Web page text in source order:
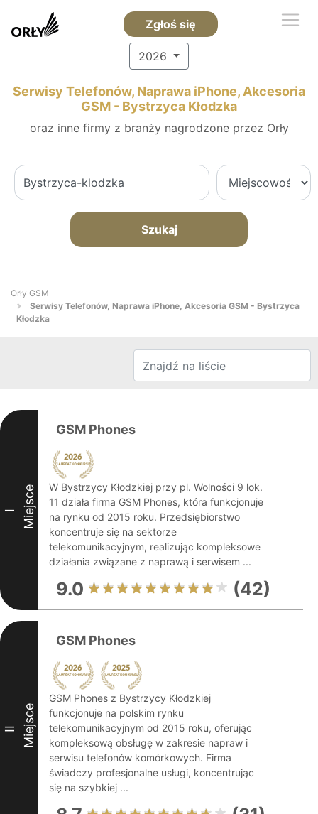
Zgłoś się
2026
Serwisy Telefonów, Naprawa iPhone, Akcesoria
GSM - Bystrzyca Kłodzka
oraz inne firmy z branży nagrodzone przez Orły
Szukaj
Orły GSM
Serwisy Telefonów, Naprawa iPhone, Akcesoria GSM - Bystrzyca
Kłodzka
I Miejsce
GSM Phones
W Bystrzycy Kłodzkiej przy pl. Wolności 9 lok.
11 działa firma GSM Phones, która funkcjonuje
na rynku od 2015 roku. Przedsiębiorstwo
koncentruje się na sektorze
telekomunikacyjnym, realizując kompleksowe
działania związane z naprawą i serwisem ...
9.0 (42)
II Miejsce
GSM Phones
GSM Phones z Bystrzycy Kłodzkiej
funkcjonuje na polskim rynku
telekomunikacyjnym od 2015 roku, oferując
kompleksową obsługę w zakresie napraw i
serwisu telefonów komórkowych. Firma
świadczy profesjonalne usługi, koncentrując
się na szybkiej ...